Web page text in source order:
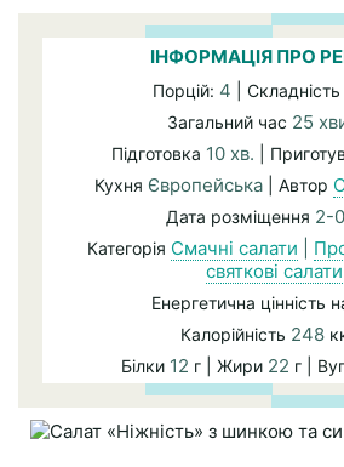
ІНФОРМАЦІЯ ПРО
Порцій: 4 | Складність
Загальний час 25
Підготовка 10 хв. |
Кухня Європейська | Автор
Дата розміщення 2-
Категорія Смачні салати
святкові салати
Енергетична цінність
Калорійність 248
Білки 12 г | Жири 22 г |